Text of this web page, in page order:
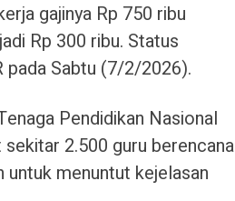
gajinya Rp 750 ribu
Rp 300 ribu. Status
pada Sabtu (7/2/2026).
Pendidikan Nasional
2.500 guru berencana
untuk menuntut kejelasan